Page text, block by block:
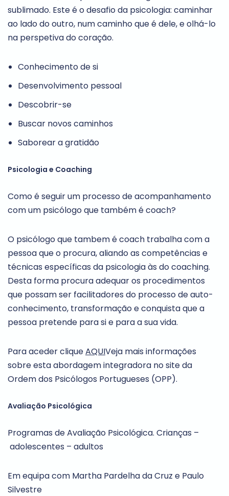
sublimado. Este é o desafio da psicologia: caminhar
ao lado do outro, num caminho que é dele, e olhá-lo
na perspetiva do coração.
Conhecimento de si
Desenvolvimento pessoal
Descobrir-se
Buscar novos caminhos
Saborear a gratidão
Psicologia e Coaching
Como é seguir um processo de acompanhamento
com um psicólogo que também é coach?
O psicólogo que tambem é coach trabalha com a
pessoa que o procura, aliando as competências e
técnicas específicas da psicologia às do coaching.
Desta forma procura adequar os procedimentos
que possam ser facilitadores do processo de auto-
conhecimento, transformação e conquista que a
pessoa pretende para si e para a sua vida.
Para aceder cliqueAQUIVeja mais informações
sobre esta abordagem integradora no site da
Ordem dos Psicólogos Portugueses (OPP).
Avaliação Psicológica
Programas de Avaliação Psicológica. Crianças –
adolescentes – adultos
Em equipa com Martha Pardelha da Cruz e Paulo
Silvestre